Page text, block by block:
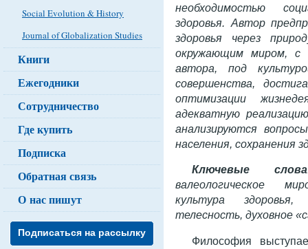
необходимостью
здоровья. Автор
здоровья через
окружающим миром, с
автора, под
совершенства,
оптимизации
адекватную
анализируются
населения, сохранения
Ключевые
валеологическое
культура здоровья,
телесность, духовное
Философия
Social Evolution & History
Journal of Globalization Studies
Книги
Ежегодники
Сотрудничество
Где купить
Подписка
Обратная связь
О нас пишут
Подписаться на рассылку